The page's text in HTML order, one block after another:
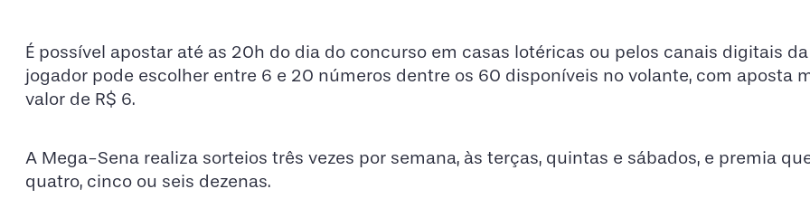
É possível apostar até as 20h do dia do concurso em casas lotéricas ou pelos canais digitais da
jogador pode escolher entre 6 e 20 números dentre os 60 disponíveis no volante, com aposta
valor de R$ 6.
A Mega-Sena realiza sorteios três vezes por semana, às terças, quintas e sábados, e premia
quatro, cinco ou seis dezenas.